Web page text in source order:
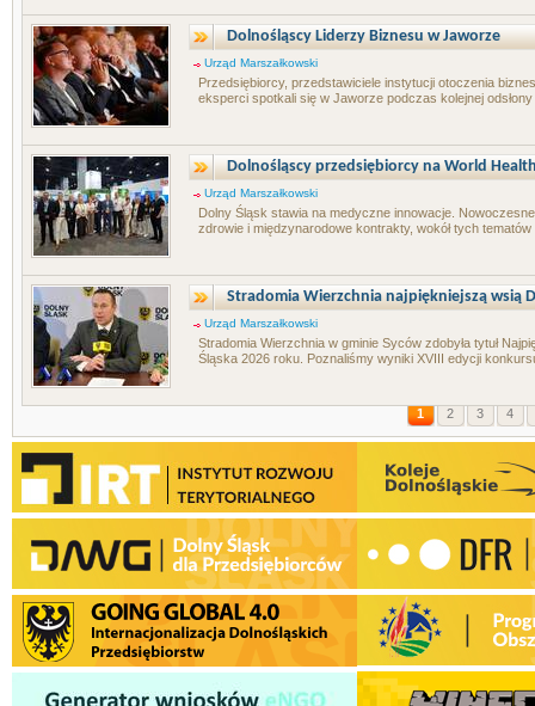
Dolnośląscy Liderzy Biznesu w Jaworze
Urząd Marszałkowski
Przedsiębiorcy, przedstawiciele instytucji otoczenia
eksperci spotkali się w Jaworze podczas kolejnej
Dolnośląscy przedsiębiorcy na World Health
Urząd Marszałkowski
Dolny Śląsk stawia na medyczne innowacje.
zdrowie i międzynarodowe kontrakty, wokół tych tematów
Stradomia Wierzchnia najpiękniejszą wsią
Urząd Marszałkowski
Stradomia Wierzchnia w gminie Syców zdobyła tytuł
Śląska 2026 roku. Poznaliśmy wyniki XVIII edycji
1 2 3 4